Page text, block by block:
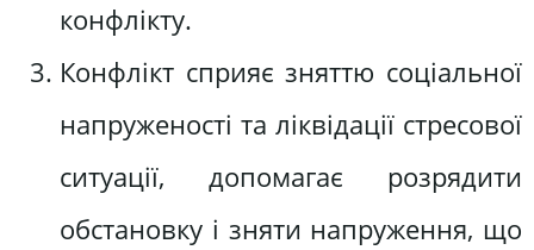
конфлікту.
Конфлікт сприяє зняттю соціальної
напруженості та ліквідації стресової
ситуації, допомагає розрядити
обстановку і зняти напруження, що